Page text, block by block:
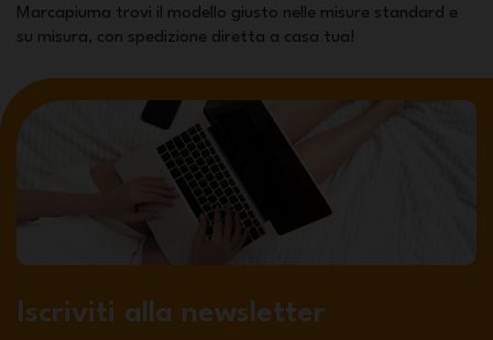
Marcapiuma trovi il modello giusto nelle misure standard e
su misura, con spedizione diretta a casa tua!
Iscriviti alla newsletter